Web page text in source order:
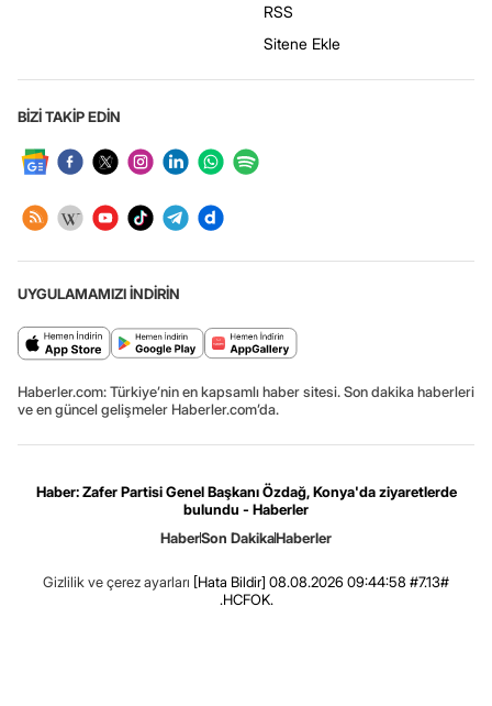
RSS
Sitene Ekle
BİZİ TAKİP EDİN
UYGULAMAMIZI İNDİRİN
Haberler.com: Türkiye’nin en kapsamlı haber sitesi. Son dakika haberleri
ve en güncel gelişmeler Haberler.com’da.
Haber: Zafer Partisi Genel Başkanı Özdağ, Konya'da ziyaretlerde
bulundu - Haberler
HaberSon DakikaHaberler
Gizlilik ve çerez ayarları [Hata Bildir] 08.08.2026 09:44:58 #7.13#
.HCFOK.